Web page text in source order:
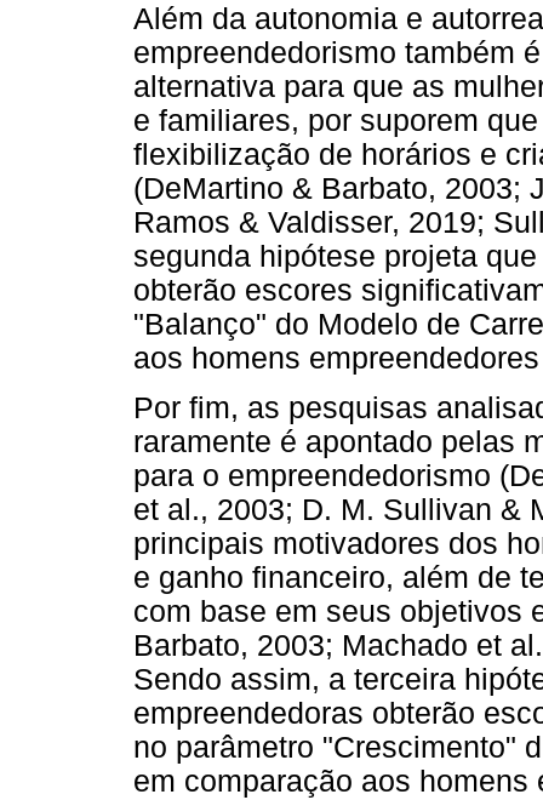
Além da autonomia e
empreendedorismo também
alternativa para que as
e familiares, por suporem
flexibilização de horários e
(DeMartino & Barbato, 2003;
Ramos & Valdisser, 2019;
segunda hipótese projeta
obterão escores
"Balanço" do Modelo de
aos homens
Por fim, as pesquisas
raramente é apontado pelas
para o empreendedorismo
et al., 2003; D. M. Sullivan &
principais motivadores dos
e ganho financeiro, além de
com base em seus objetivos
Barbato, 2003; Machado et
Sendo assim, a terceira
empreendedoras obterão
no parâmetro "Crescimento"
em comparação aos homens